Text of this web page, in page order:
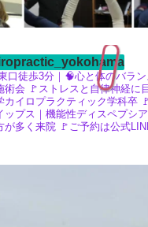
口徒歩3分｜🧠心と体のバラ
術会 🚩ストレスと自律神経に
カイロプラクティック学科卒
ップス｜機能性ディスペプシ
が多く来院 🚩ご予約は公式